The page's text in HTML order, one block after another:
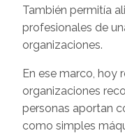
También permitía
profesionales de
organizaciones.
En ese marco, hoy
organizaciones
personas aportan
como simples